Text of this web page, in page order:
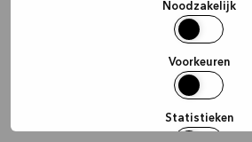
Noodzakelijk
Voorkeuren
Statistieken